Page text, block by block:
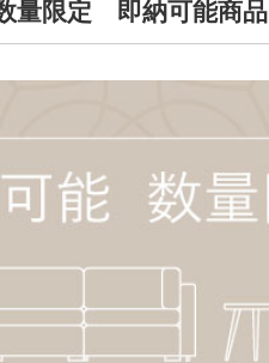
量限定 即納可能商品